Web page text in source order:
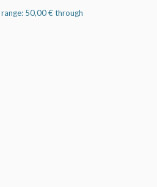
range: 50,00 € through